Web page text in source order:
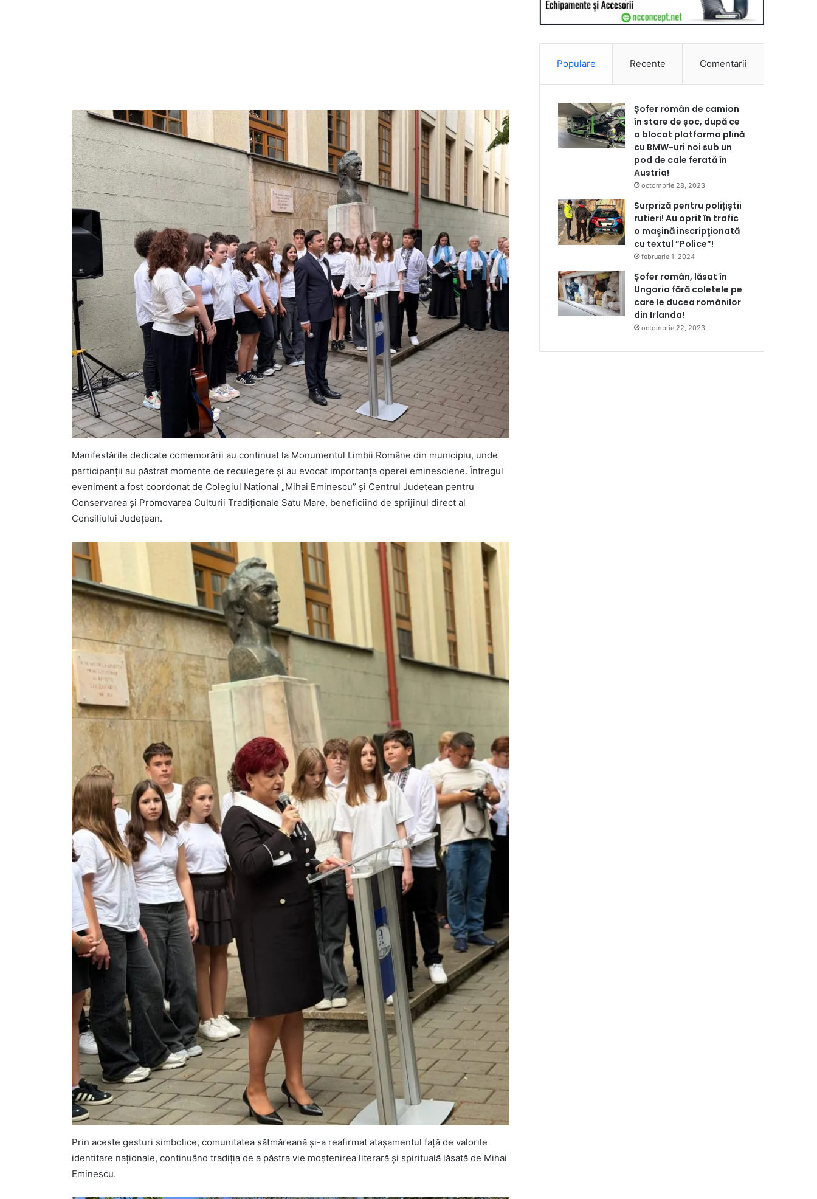
Manifestările dedicate comemorării au continuat la Monumentul Limbii Române din municipiu, unde
participanții au păstrat momente de reculegere și au evocat importanța operei eminesciene. Întregul
eveniment a fost coordonat de Colegiul Național „Mihai Eminescu” și Centrul Județean pentru
Conservarea și Promovarea Culturii Tradiționale Satu Mare, beneficiind de sprijinul direct al
Consiliului Județean.
Prin aceste gesturi simbolice, comunitatea sătmăreană și-a reafirmat atașamentul față de valorile
identitare naționale, continuând tradiția de a păstra vie moștenirea literară și spirituală lăsată de Mihai
Eminescu.
Populare Recente Comentarii
Șofer român de camion
în stare de șoc, după ce
a blocat platforma plină
cu BMW-uri noi sub un
pod de cale ferată în
Austria!
octombrie 28, 2023
Surpriză pentru polițiștii
rutieri! Au oprit în trafic
o maşină inscripţionată
cu textul ”Police”!
februarie 1, 2024
Șofer român, lăsat în
Ungaria fără coletele pe
care le ducea românilor
din Irlanda!
octombrie 22, 2023